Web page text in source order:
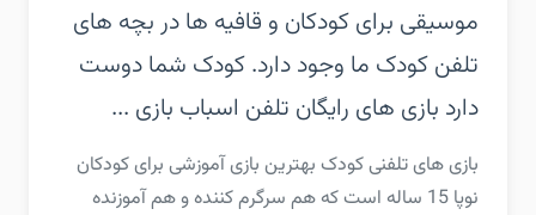
موسیقی برای کودکان و قافیه ها در بچه های
تلفن کودک ما وجود دارد. کودک شما دوست
دارد بازی های رایگان تلفن اسباب بازی ...
‏‏بازی های تلفنی کودک بهترین بازی آموزشی برای کودکان
نوپا 15 ساله است که هم سرگرم کننده و هم آموزنده